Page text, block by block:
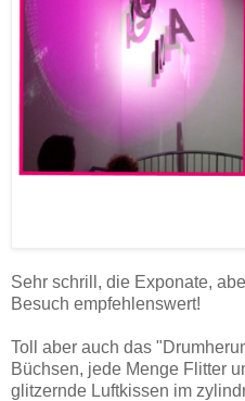
Sehr schrill, die Exponate,
Besuch empfehlenswert!
Toll aber auch das
Büchsen, jede Menge Flitter
glitzernde Luftkissen im